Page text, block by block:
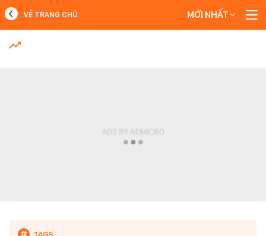
MỚI NHẤT
VỀ TRANG CHỦ MỚI NHẤT